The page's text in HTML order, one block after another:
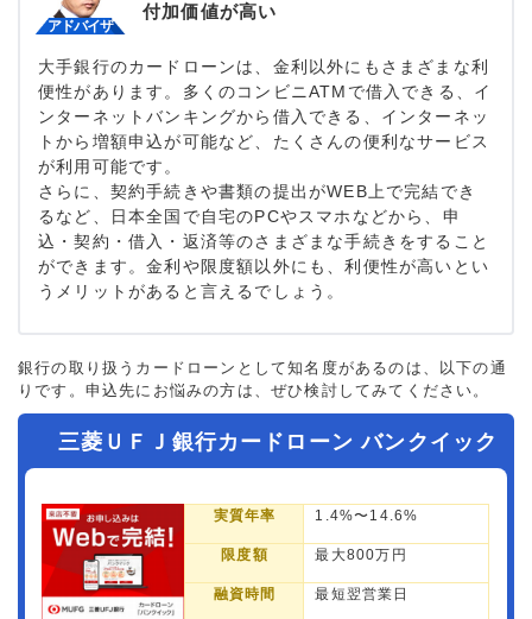
付加価値が高い
大手銀行のカードローンは、金利以外にもさまざまな利
便性があります。多くのコンビニATMで借入できる、イ
ンターネットバンキングから借入できる、インターネッ
トから増額申込が可能など、たくさんの便利なサービス
が利用可能です。
さらに、契約手続きや書類の提出がWEB上で完結でき
るなど、日本全国で自宅のPCやスマホなどから、申
込・契約・借入・返済等のさまざまな手続きをすること
ができます。金利や限度額以外にも、利便性が高いとい
うメリットがあると言えるでしょう。
銀行の取り扱うカードローンとして知名度があるのは、以下の通
りです。申込先にお悩みの方は、ぜひ検討してみてください。
三菱ＵＦＪ銀行カードローン バンクイック
実質年率 1.4%〜14.6%
限度額 最大800万円
融資時間 最短翌営業日